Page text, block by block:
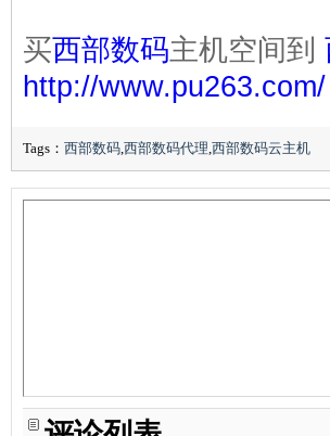
买西部数码主机空间到
http://www.pu263.com/
Tags： 西部数码,西部数码代理,西部数码云主机